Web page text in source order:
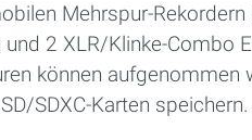
Mehrspur-
2 XLR/Klinke-Combo
können aufgenommen
SDXC-Karten speichern.